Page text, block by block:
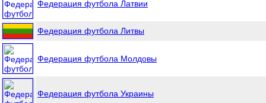
Федерация футбола Латвии
Федерация футбола Литвы
Федерация футбола Молдовы
Федерация футбола Украины